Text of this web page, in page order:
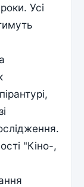
Усі
"Кіно-,